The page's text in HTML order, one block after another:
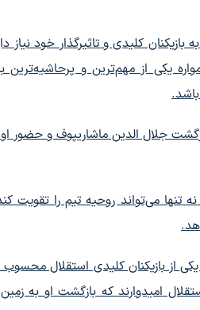
کلیدی و تاثیرگذار خود نیاز
یکی از مهم‌ترین و
جلال الدین ماشاریپوف و حضور
تنها می‌تواند روحیه تیم را تقویت
یکی از بازیکنان کلیدی استقلال
امیدوارند که بازگشت او به